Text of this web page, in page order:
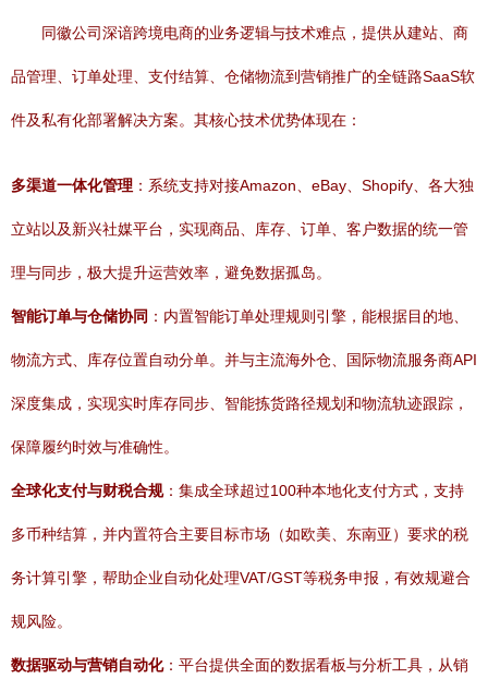
同徽公司深谙跨境电商的业务逻辑与技术难点，提供从建站、商
品管理、订单处理、支付结算、仓储物流到营销推广的全链路SaaS软
件及私有化部署解决方案。其核心技术优势体现在：
多渠道一体化管理 ：系统支持对接Amazon、eBay、Shopify、各大独
立站以及新兴社媒平台，实现商品、库存、订单、客户数据的统一管
理与同步，极大提升运营效率，避免数据孤岛。
智能订单与仓储协同 ：内置智能订单处理规则引擎，能根据目的地、
物流方式、库存位置自动分单。并与主流海外仓、国际物流服务商API
深度集成，实现实时库存同步、智能拣货路径规划和物流轨迹跟踪，
保障履约时效与准确性。
全球化支付与财税合规：集成全球超过100种本地化支付方式，支持
多币种结算，并内置符合主要目标市场（如欧美、东南亚）要求的税
务计算引擎，帮助企业自动化处理VAT/GST等税务申报，有效规避合
规风险。
数据驱动与营销自动化：平台提供全面的数据看板与分析工具，从销